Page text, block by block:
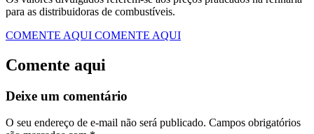
para as distribuidoras de combustíveis.
COMENTE AQUI COMENTE AQUI
Comente aqui
Deixe um comentário
O seu endereço de e-mail não será publicado. Campos obrigatórios